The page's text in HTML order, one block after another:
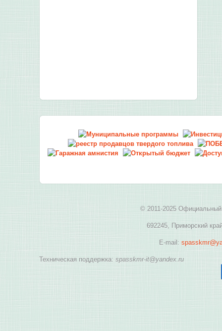
© 2011-2025 Официальный
692245, Приморский
E-mail:
Техническая поддержка: spasskmr-it@yandex.ru